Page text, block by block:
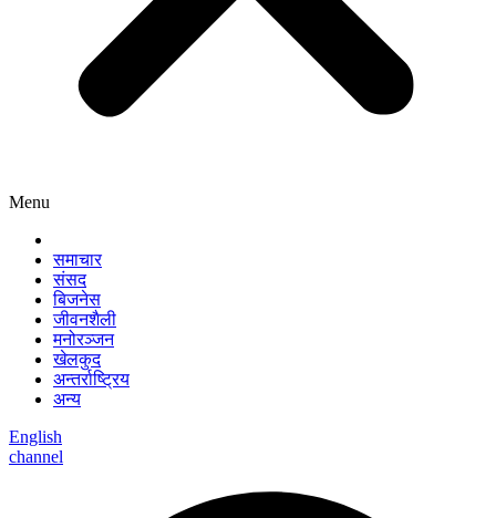
Menu
समाचार
संसद
बिजनेस
जीवनशैली
मनोरञ्जन
खेलकुद
अन्तर्राष्ट्रिय
अन्य
English
channel